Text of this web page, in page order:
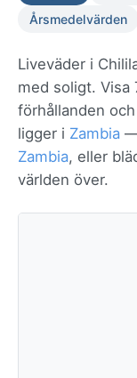
Årsmedelvärden
Liveväder i
med soligt. Visa
förhållanden
ligger i Zambia —
Zambia, eller
världen över.